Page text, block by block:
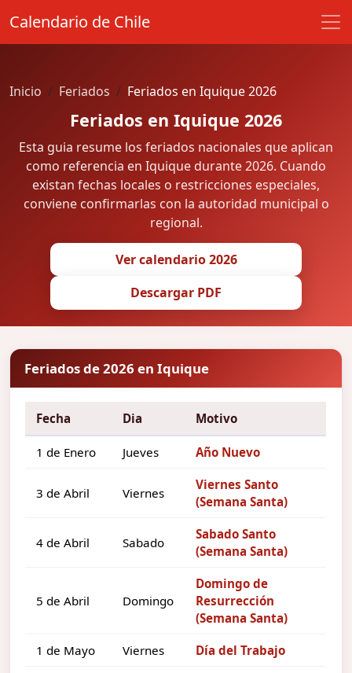
Calendario de Chile
Inicio Feriados Feriados en Iquique 2026
Feriados en Iquique 2026
Esta guia resume los feriados nacionales que aplican
como referencia en Iquique durante 2026. Cuando
existan fechas locales o restricciones especiales,
conviene confirmarlas con la autoridad municipal o
regional.
Ver calendario 2026
Descargar PDF
Feriados de 2026 en Iquique
Fecha Dia Motivo
1 de Enero Jueves Año Nuevo
3 de Abril Viernes
Viernes Santo
(Semana Santa)
4 de Abril Sabado
Sabado Santo
(Semana Santa)
5 de Abril Domingo
Domingo de
Resurrección
(Semana Santa)
1 de Mayo Viernes Día del Trabajo